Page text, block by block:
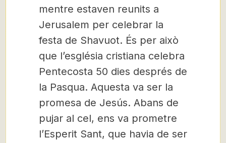
mentre estaven reunits a
Jerusalem per celebrar la
festa de Shavuot. És per això
que l’església cristiana celebra
Pentecosta 50 dies després de
la Pasqua. Aquesta va ser la
promesa de Jesús. Abans de
pujar al cel, ens va prometre
l’Esperit Sant, que havia de ser